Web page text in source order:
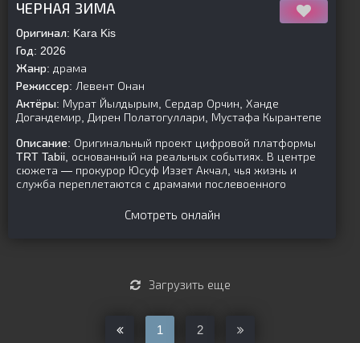
ЧЕРНАЯ ЗИМА
Оригинал: Kara Kis
Год: 2026
Жанр: драма
Режиссер: Левент Онан
Актёры: Мурат Йылдырым, Сердар Орчин, Ханде
Догандемир, Дирен Полатогуллари, Мустафа Кырантепе
Описание: Оригинальный проект цифровой платформы
TRT Tabii, основанный на реальных событиях. В центре
сюжета — прокурор Юсуф Иззет Акчал, чья жизнь и
служба переплетаются с драмами послевоенного
Смотреть онлайн
Загрузить еще
1 2